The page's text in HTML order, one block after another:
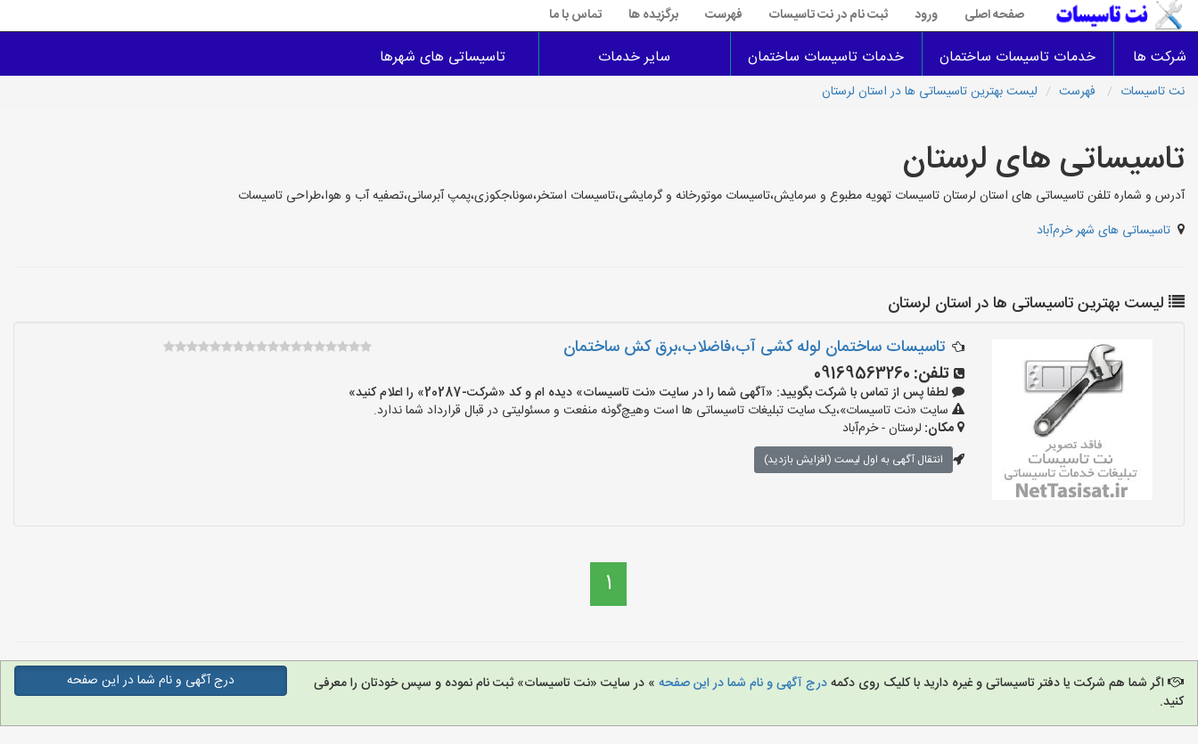
صفحه اصلی ورود ثبت نام در نت تاسیسات فهرست برگزیده ها تماس با ما
شرکت ها خدمات تاسیسات ساختمان خدمات تاسیسات ساختمان سایر خدمات تاسیساتی های شهرها
نت تاسیسات فهرست لیست بهترین تاسیساتی ها در استان لرستان
تاسیساتی های لرستان
آدرس و شماره تلفن تاسیساتی های استان لرستان تاسیسات تهویه مطبوع و سرمایش،تاسیسات موتورخانه و گرمایشی،تاسیسات استخر،سونا،جکوزی،پمپ آبرسانی،تصفیه آب و هوا،طراحی تاسیسات
تاسیساتی های شهر خرم‌آباد
لیست بهترین تاسیساتی ها در استان لرستان
تاسیسات ساختمان لوله کشی آب،فاضلاب،برق کش ساختمان
تلفن: 09169563260
لطفا پس از تماس با شرکت بگویید: «آگهی شما را در سایت «نت تاسیسات» دیده ام و کد «شرکت-20287» را اعلام کنید»
سایت «نت تاسیسات»،یک سایت تبلیغات تاسیساتی ها است وهیچ‌گونه منفعت و مسئولیتی در قبال قرارداد شما ندارد.
مکان: لرستان - خرم‌آباد
انتقال آگهی به اول لیست (افزایش بازدید)
1
اگر شما هم شرکت یا دفتر تاسیساتی و غیره دارید با کلیک روی دکمهدرج آگهی و نام شما در این صفحه » در سایت «نت تاسیسات» ثبت نام نموده و سپس خودتان را معرفی
کنید.
درج آگهی و نام شما در این صفحه